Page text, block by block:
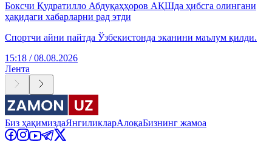
Боксчи Қудратилло Абдуқаҳҳоров АҚШда ҳибсга олингани
ҳақидаги хабарларни рад этди
Спортчи айни пайтда Ўзбекистонда эканини маълум қилди.
15:18 / 08.08.2026
Лента
Биз ҳақимиздаЯнгиликларАлоқаБизнинг жамоа